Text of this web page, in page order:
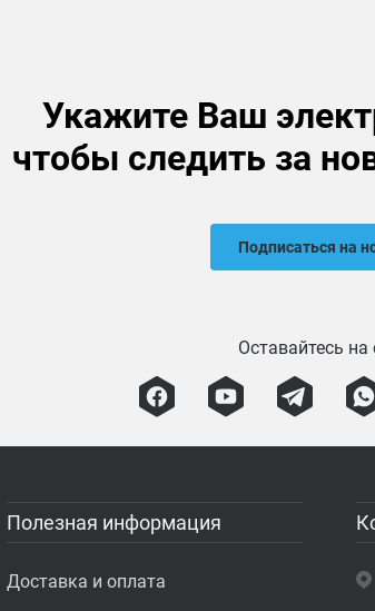
Укажите Ваш
чтобы следить за
Подписаться на
Оставайтесь на
Полезная информация
Доставка и оплата